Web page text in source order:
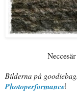
Bilderna på
Photoperformance!